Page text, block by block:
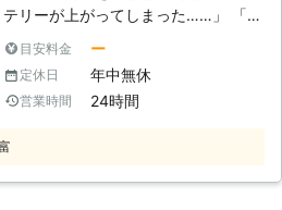
温泉でも入りに行こうかと思ったら、
車が動かない……しまった！車が半ド
か！」という状況でバッテリー上がり
で困ったときは、ぜひ弊社のことを思
記のような方法で、弊社はお客様のバ
は、お気軽に私達までご相談くださ
トラブルや車やバイクのパンクでお困
りの方に対応している業者です。 東
京都府中市に拠点を構えていますの
を走らせることができなくなってしま
います。 ●バッテリーの充電は自分
でおこなうと危険です 「車のバッテ
リーが上がったらすぐに何とかした
い」と思う方もいるでしょう。しか
し、バッテリーの充電を知識がないま
おそれもあるのです。 車のバッテリ
テリーが上がってしまった……」 「バ
ンが掛からず、身動きが取れな
い……」 そのようなバッテリートラブ
ルでお困りの際は、弊社「サンダーバ
ださい。 車のレスキュー隊としてバ
目安料金 ー
定休日 年中無休
営業時間 24時間